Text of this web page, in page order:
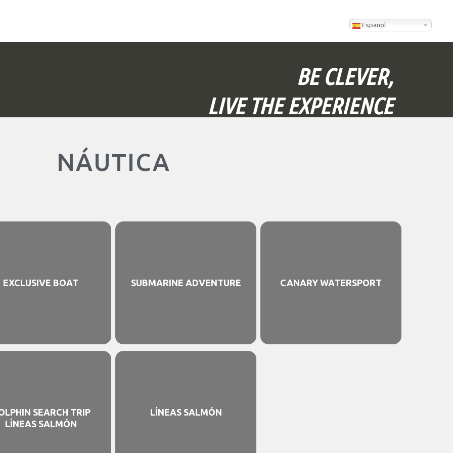
Español
BE CLEVER,
LIVE THE EXPERIENCE
NÁUTICA
EXCLUSIVE BOAT SUBMARINE ADVENTURE CANARY WATERSPORT
SEARCH TRIP
LÍNEAS SALMÓN
LÍNEAS SALMÓN